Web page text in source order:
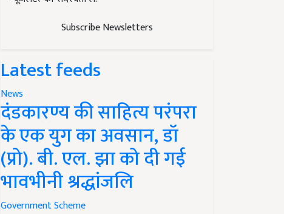
Subscribe Newsletters
Latest feeds
News
दंडकारण्य की साहित्य परंपरा
के एक युग का अवसान, डॉ
(प्रो). बी. एल. झा को दी गई
भावभीनी श्रद्धांजलि
Government Scheme